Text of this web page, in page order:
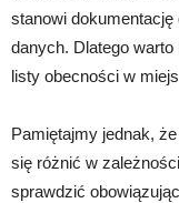
stanowi dokumentację
danych. Dlatego
listy obecności w
Pamiętajmy jednak,
się różnić w
sprawdzić